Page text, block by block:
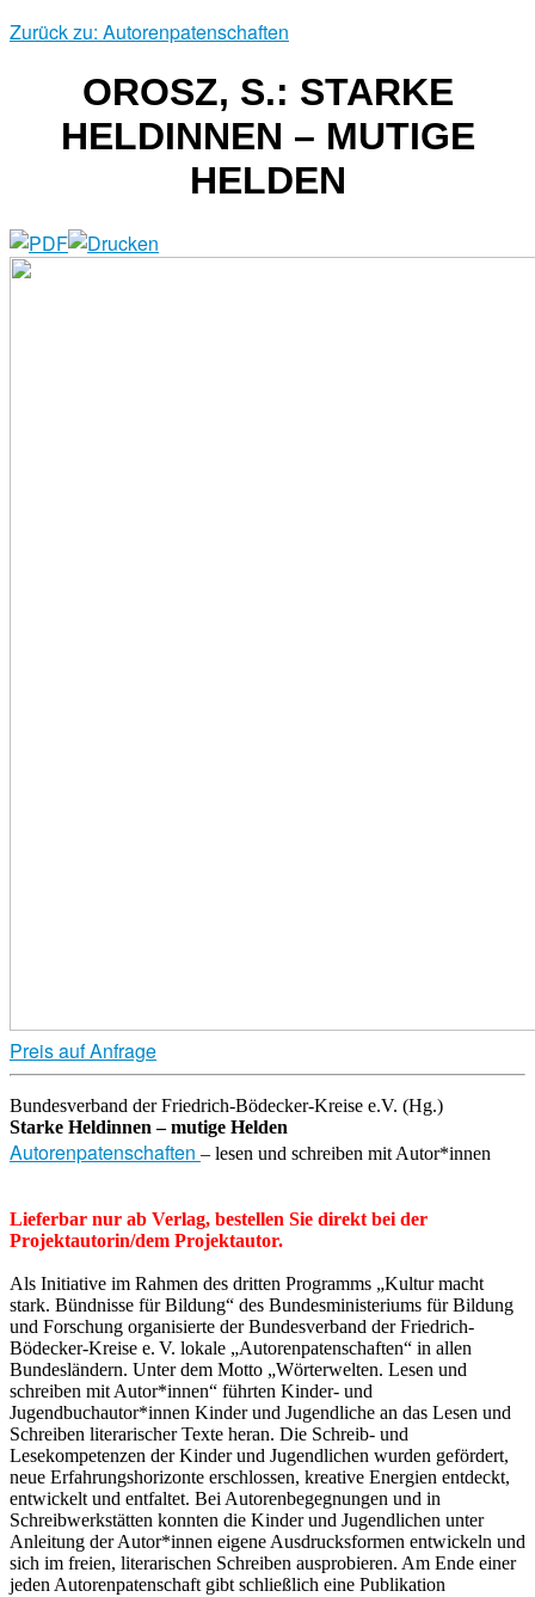
Zurück zu: Autorenpatenschaften
OROSZ, S.: STARKE
HELDINNEN – MUTIGE
HELDEN
Preis auf Anfrage
Bundesverband der Friedrich-Bödecker-Kreise e.V. (Hg.)
Starke Heldinnen – mutige Helden
Autorenpatenschaften – lesen und schreiben mit Autor*innen
Lieferbar nur ab Verlag, bestellen Sie direkt bei der
Projektautorin/dem Projektautor.
Als Initiative im Rahmen des dritten Programms „Kultur macht
stark. Bündnisse für Bildung“ des Bundesministeriums für Bildung
und Forschung organisierte der Bundesverband der Friedrich-
Bödecker-Kreise e. V. lokale „Autorenpatenschaften“ in allen
Bundesländern. Unter dem Motto „Wörterwelten. Lesen und
schreiben mit Autor*innen“ führten Kinder- und
Jugendbuchautor*innen Kinder und Jugendliche an das Lesen und
Schreiben literarischer Texte heran. Die Schreib- und
Lesekompetenzen der Kinder und Jugendlichen wurden gefördert,
neue Erfahrungshorizonte erschlossen, kreative Energien entdeckt,
entwickelt und entfaltet. Bei Autorenbegegnungen und in
Schreibwerkstätten konnten die Kinder und Jugendlichen unter
Anleitung der Autor*innen eigene Ausdrucksformen entwickeln und
sich im freien, literarischen Schreiben ausprobieren. Am Ende einer
jeden Autorenpatenschaft gibt schließlich eine Publikation